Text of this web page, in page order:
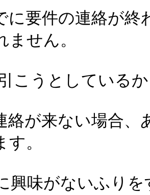
に要件の連絡が終
ません。
こうとしている
絡が来ない場合
。
興味がないふりを